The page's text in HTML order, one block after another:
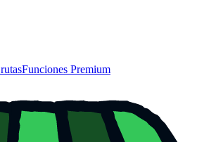
Funciones Premium